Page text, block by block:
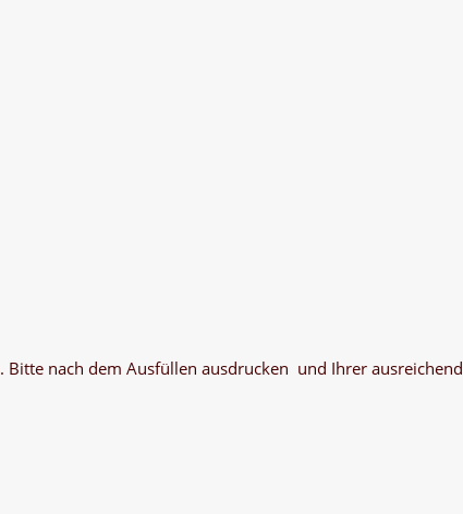
nach dem Ausfüllen ausdrucken und Ihrer ausreichend